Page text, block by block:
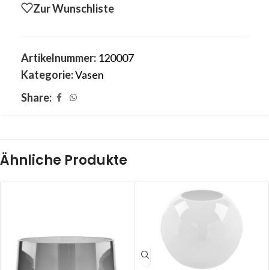
Zur Wunschliste
Artikelnummer: 120007
Kategorie:Vasen
Share:
Ähnliche Produkte